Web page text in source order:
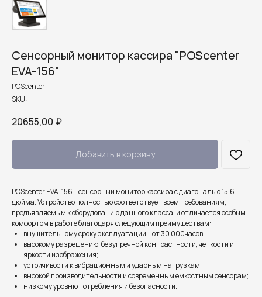
Сенсорный монитор кассира "POScenter
EVA-156"
POScenter
SKU:
20655,00 ₽
Добавить в корзину
POScenter EVA-156 – сенсорный монитор кассира с диагональю 15,6
дюйма. Устройство полностью соответствует всем требованиям,
предъявляемым к оборудованию данного класса, и отличается особым
комфортом в работе благодаря следующим преимуществам:
внушительному сроку эксплуатации – от 30 000часов;
высокому разрешению, безупречной контрастности, четкости и
яркости изображения;
устойчивости к вибрационным и ударным нагрузкам;
высокой производительности и современным емкостным сенсорам;
низкому уровню потребления и безопасности.